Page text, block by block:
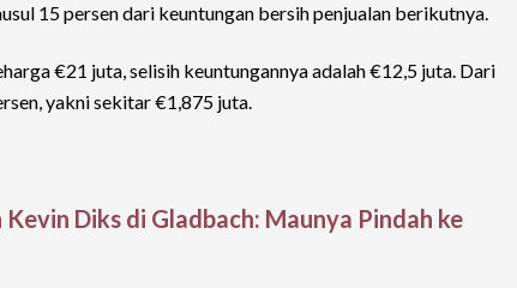
15 persen dari keuntungan bersih penjualan berikutnya.
€21 juta, selisih keuntungannya adalah €12,5 juta. Dari
yakni sekitar €1,875 juta.
Diks di Gladbach: Maunya Pindah ke